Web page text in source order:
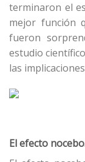
terminaron el
mejor función
fueron
estudio
las
El efecto